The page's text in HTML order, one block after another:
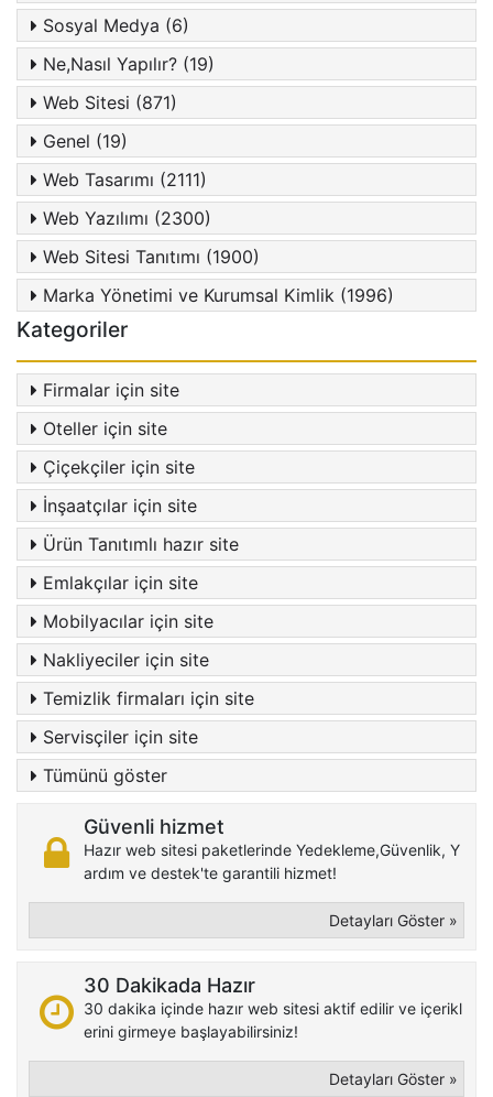
Sosyal Medya (6)
Ne,Nasıl Yapılır? (19)
Web Sitesi (871)
Genel (19)
Web Tasarımı (2111)
Web Yazılımı (2300)
Web Sitesi Tanıtımı (1900)
Marka Yönetimi ve Kurumsal Kimlik (1996)
Kategoriler
Firmalar için site
Oteller için site
Çiçekçiler için site
İnşaatçılar için site
Ürün Tanıtımlı hazır site
Emlakçılar için site
Mobilyacılar için site
Nakliyeciler için site
Temizlik firmaları için site
Servisçiler için site
Tümünü göster
Güvenli hizmet
Hazır web sitesi paketlerinde Yedekleme,Güvenlik, Y
ardım ve destek'te garantili hizmet!
Detayları Göster »
30 Dakikada Hazır
30 dakika içinde hazır web sitesi aktif edilir ve içerikl
erini girmeye başlayabilirsiniz!
Detayları Göster »